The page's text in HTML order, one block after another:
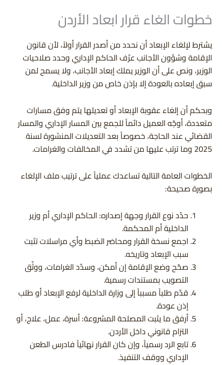
خطوات الغاء قرار ابعاد الأردن
يشترط لإلغاء الإبعاد أن نحدد من أصدر القرار أولاً، لأن قانون
الإقامة وشؤون الأجانب عرّف الحاكم الإداري وحدد صلاحيات
الوزير، ونص على أن الوزير يملك إبعاد الأجانب، ولا يسمح لمن
سبق إبعاده بالعودة إلا بإذن خاص من وزير الداخلية.
وبحكم أن إلغاء عقوبة الإبعاد أو تعديلها يتم وفق مسارات
متعددة، أوجّه العميل دائماً للجمع بين المسار الإداري والمسار
القضائي عند الحاجة، خصوصاً بعد التعديلات المنشورة لسنة
2025 وما ترتب عليها من تشدد في المخالفات والغرامات.
الخطوات العامة التالية تساعدك عملياً على ترتيب ملف الإلغاء
بصورة صحيحة:
حدّد نوع القرار وجهة إصداره: الحاكم الإداري أم وزير
الداخلية أم المحكمة.
اجمع نسخة القرار ومحاضر الضبط وأي مراسلات تثبت
سبب الإبعاد وتاريخه.
صحّح وضع الإقامة إن أمكن، وسدّد الغرامات، ووثّق
التصويب بمستندات رسمية.
قدّم طلباً مسبباً إلى وزارة الداخلية لرفع الإبعاد أو طلب
إذن عودة.
أرفق ما يثبت المصلحة المشروعة: أسرة، عمل، علاج، أو
التزام قانوني داخل الأردن.
تابع الرد رسمياً، وإن كان القرار نهائياً فادرس الطعن
الإداري ووقف التنفيذ.